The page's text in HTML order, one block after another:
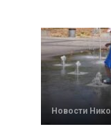
Новости